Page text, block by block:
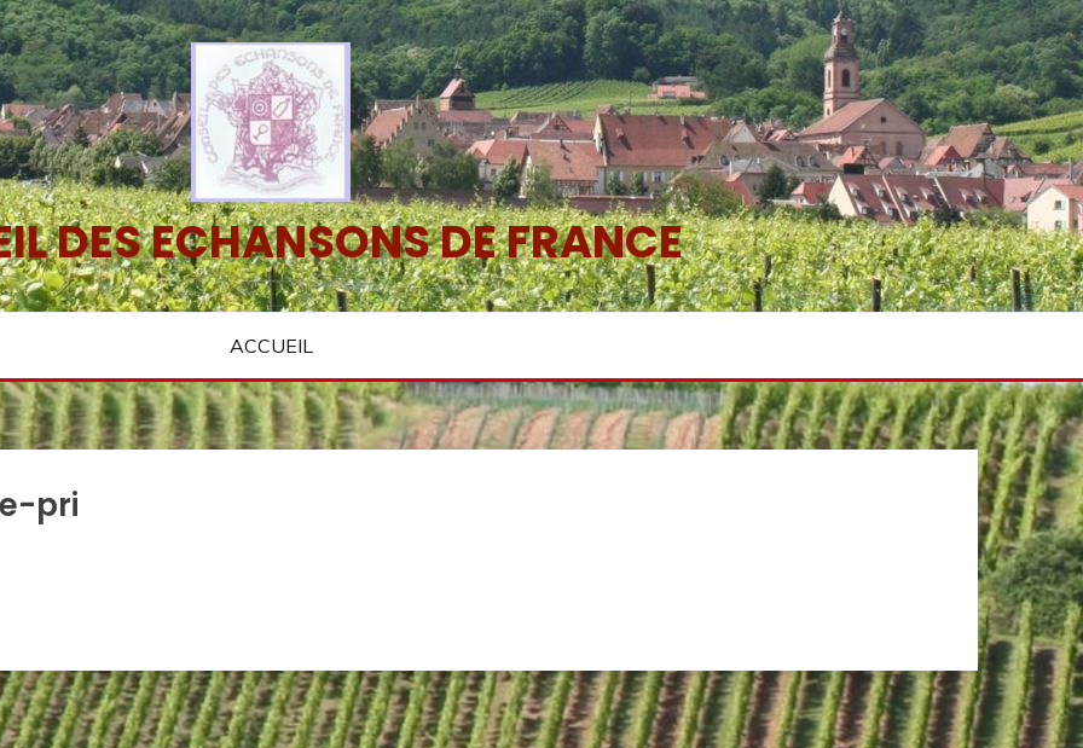
DES ECHANSONS DE FRANCE
ACCUEIL
pri